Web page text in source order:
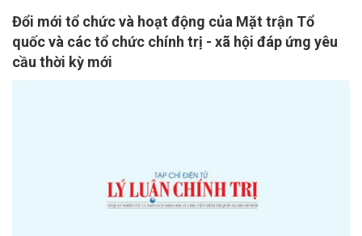
Đổi mới tổ chức và hoạt động của Mặt trận Tổ
quốc và các tổ chức chính trị - xã hội đáp ứng yêu
cầu thời kỳ mới